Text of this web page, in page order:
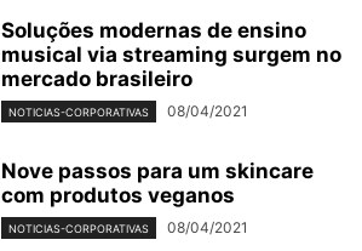
Soluções modernas de ensino
musical via streaming surgem no
mercado brasileiro
NOTICIAS-CORPORATIVAS 08/04/2021
Nove passos para um skincare
com produtos veganos
NOTICIAS-CORPORATIVAS 08/04/2021